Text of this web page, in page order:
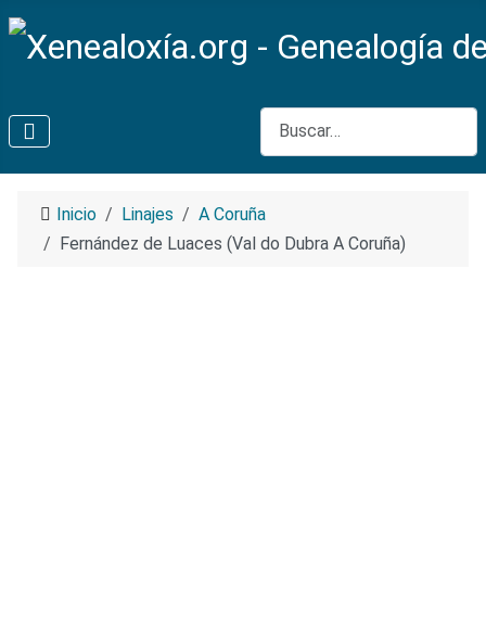
Buscar
Inicio Linajes
A Coruña
Fernández de Luaces (Val do Dubra A Coruña)